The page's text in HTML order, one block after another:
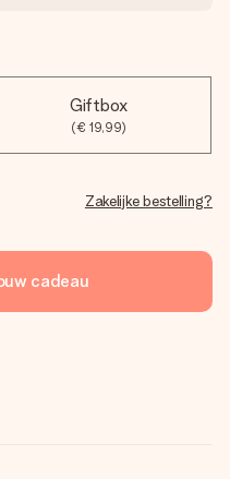
Giftbox
(€ 19,99)
Zakelijke bestelling?
cadeau